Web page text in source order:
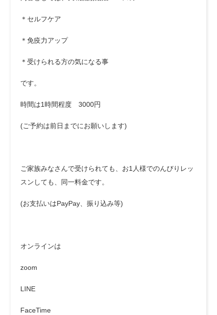
＊セルフケア
＊免疫力アップ
＊受けられる方の気になる事
です。
時間は1時間程度 3000円
(ご予約は前日までにお願いします)
ご家族みなさんで受けられても、お1人様でのんびりレッ
スンしても、同一料金です。
(お支払いはPayPay、振り込み等)
オンラインは
zoom
LINE
FaceTime